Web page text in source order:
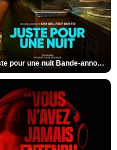
Juste pour une nuit Bande-annonce VO STFR